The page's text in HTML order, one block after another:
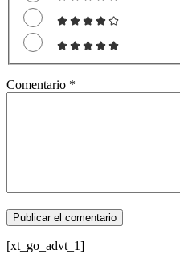
Comentario *
[xt_go_advt_1]